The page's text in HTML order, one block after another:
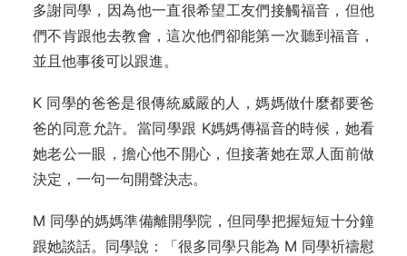
多謝同學，因為他一直很希望工友們接觸福音，但他
們不肯跟他去教會，這次他們卻能第一次聽到福音，
並且他事後可以跟進。
K 同學的爸爸是很傳統威嚴的人，媽媽做什麼都要爸
爸的同意允許。當同學跟 K媽媽傳福音的時候，她看
她老公一眼，擔心他不開心，但接著她在眾人面前做
決定，一句一句開聲決志。
M 同學的媽媽準備離開學院，但同學把握短短十分鐘
跟她談話。同學說：「很多同學只能為 M 同學祈禱慰